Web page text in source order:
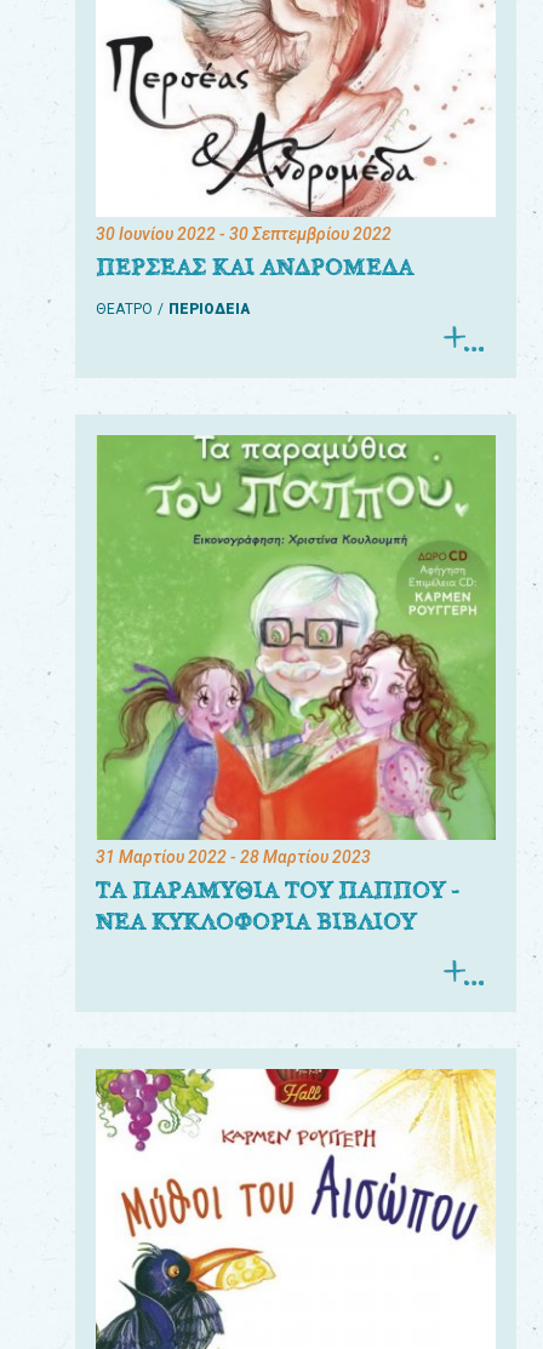
30 Ιουνίου 2022- 30 Σεπτεμβρίου 2022
ΠΕΡΣΕΑΣ ΚΑΙ ΑΝΔΡΟΜΕΔΑ
ΘΕΑΤΡΟ ΠΕΡΙΟΔΕΙΑ
31 Μαρτίου 2022- 28 Μαρτίου 2023
ΤΑ ΠΑΡΑΜΥΘΙΑ ΤΟΥ ΠΑΠΠΟΥ -
ΝΕΑ ΚΥΚΛΟΦΟΡΙΑ ΒΙΒΛΙΟΥ